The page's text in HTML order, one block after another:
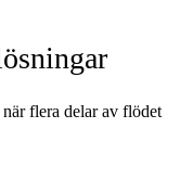
flera delar av flödet